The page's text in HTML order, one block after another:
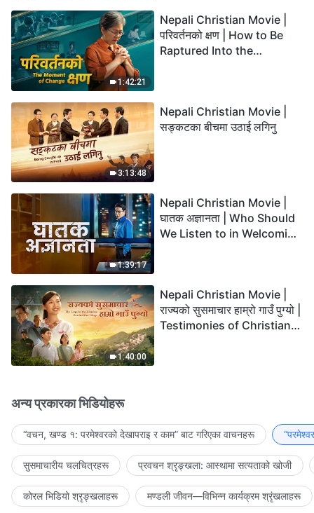
1:42:21
Nepali Christian Movie |
परिवर्तनको क्षण | How to Be
Raptured Into the
3:13:48
Nepali Christian Movie |
सङ्कटका बीचमा उठाई लगिनु
1:39:17
Nepali Christian Movie |
घातक अज्ञानता | Who Should
We Listen to in Welcoming
1:40:00
Nepali Christian Movie |
राज्यको सुसमाचार हाम्रो गाउँ पुग्यो |
Testimonies of Christians
अन्य प्रकारका भिडियोहरू
“वचन, खण्ड १: परमेश्‍वरको देखापराइ र काम” बाट गरिएका वाचनहरू
सुसमाचारीय चलचित्रहरू प्रवचन श्रृङ्खला: आस्थामा सत्यताको खोजी
कोरल भिडियो श्रृङ्खलाहरू मण्डली जीवन—विभिन्‍न कार्यक्रम श्रृंखलाहरू